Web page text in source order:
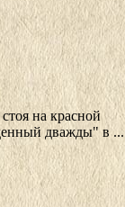
на красной
дважды" в ...